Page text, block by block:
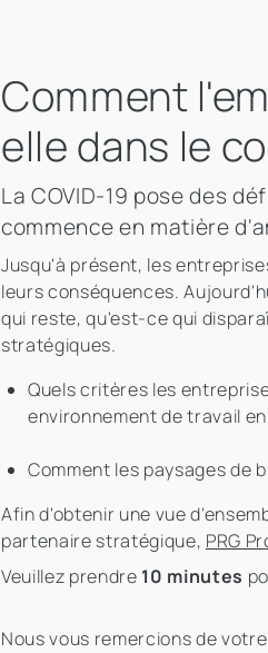
Comment
elle dans le
La COVID-19 pose des
commence en matière
Jusqu'à présent, les
leurs conséquences.
qui reste, qu'est-ce qui
stratégiques.
Quels critères les
environnement de travail
Comment les paysages de
Afin d'obtenir une vue
partenaire stratégique, PRG
Veuillez prendre 10 minutes
Nous vous remercions de